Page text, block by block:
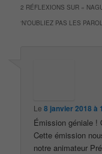
2 RÉFLEXIONS SUR «
‘N’OUBLIEZ PAS LES
Le8 janvier 2018 à
Émission géniale !
Cette émission
notre animateur